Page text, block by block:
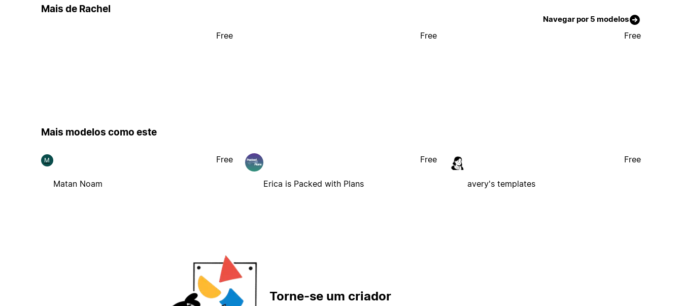
Mais de Rachel
Navegar por 5 modelos
Free Free Free
Mais modelos como este
M
Matan Noam
Free
Erica is Packed with Plans
Free
avery's templates
Free
Torne-se um criador